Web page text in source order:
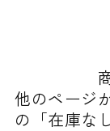
他のページ
の「在庫な